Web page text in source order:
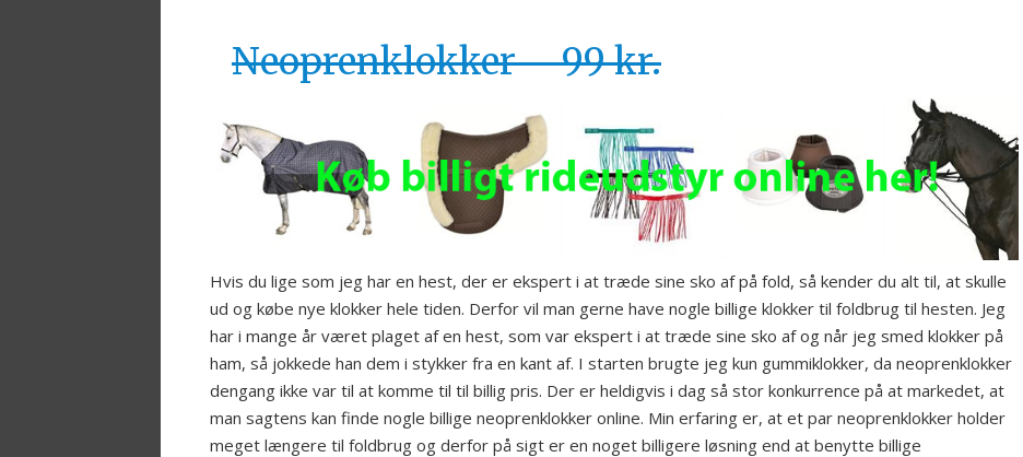
Neoprenklokker – 99 kr.
Hvis du lige som jeg har en hest, der er ekspert i at træde sine sko af på fold, så kender du alt til, at skulle
ud og købe nye klokker hele tiden. Derfor vil man gerne have nogle billige klokker til foldbrug til hesten. Jeg
har i mange år været plaget af en hest, som var ekspert i at træde sine sko af og når jeg smed klokker på
ham, så jokkede han dem i stykker fra en kant af. I starten brugte jeg kun gummiklokker, da neoprenklokker
dengang ikke var til at komme til til billig pris. Der er heldigvis i dag så stor konkurrence på at markedet, at
man sagtens kan finde nogle billige neoprenklokker online. Min erfaring er, at et par neoprenklokker holder
meget længere til foldbrug og derfor på sigt er en noget billigere løsning end at benytte billige